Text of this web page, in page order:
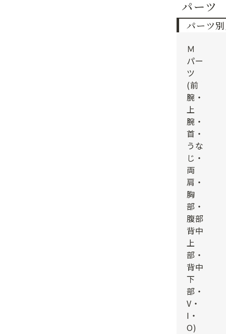
パーツ
パーツ
Ｍ
パー
ツ
(前
腕・
上
腕・
首・
うな
じ・
両
肩・
胸
部・
腹部
背中
上
部・
背中
下
部・
V・
I・
O)